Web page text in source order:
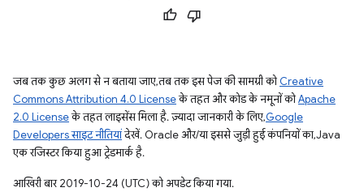
जब तक कुछ अलग से न बताया जाए, तब तक इस पेज की सामग्री कोCreative
Commons Attribution 4.0 Licenseके तहत और कोड के नमूनों कोApache
2.0 Licenseके तहत लाइसेंस मिला है. ज़्यादा जानकारी के लिए,Google
Developers साइट नीतियांदेखें. Oracle और/या इससे जुड़ी हुई कंपनियों का, Java
एक रजिस्टर किया हुआ ट्रेडमार्क है.
आखिरी बार 2019-10-24 (UTC) को अपडेट किया गया.